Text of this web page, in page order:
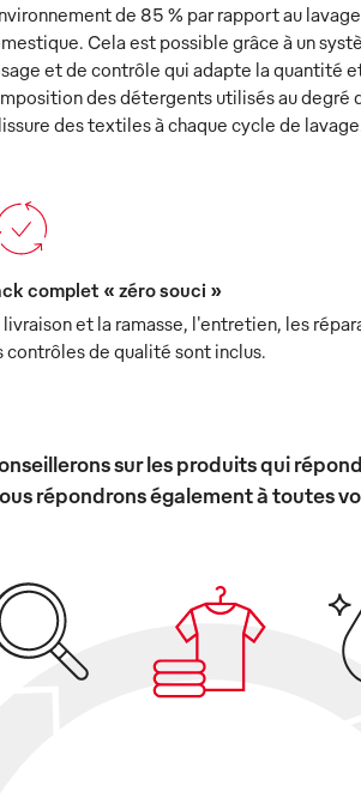
de 85 % par rapport au lavage
Cela est possible grâce à un
et de contrôle qui adapte la quantité
des détergents utilisés au degré
des textiles à chaque cycle de
complet « zéro souci »
livraison et la ramasse, l'entretien, les
contrôles de qualité sont inclus.
sur les produits qui
répondrons également à toutes